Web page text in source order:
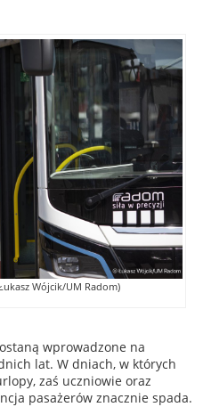
Wójcik/UM Radom)
wprowadzone na
lat. W dniach, w których
zaś uczniowie oraz
pasażerów znacznie spada.